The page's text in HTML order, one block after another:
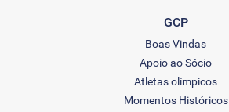
GCP
Boas Vindas
Apoio ao Sócio
Atletas olímpicos
Momentos Históricos